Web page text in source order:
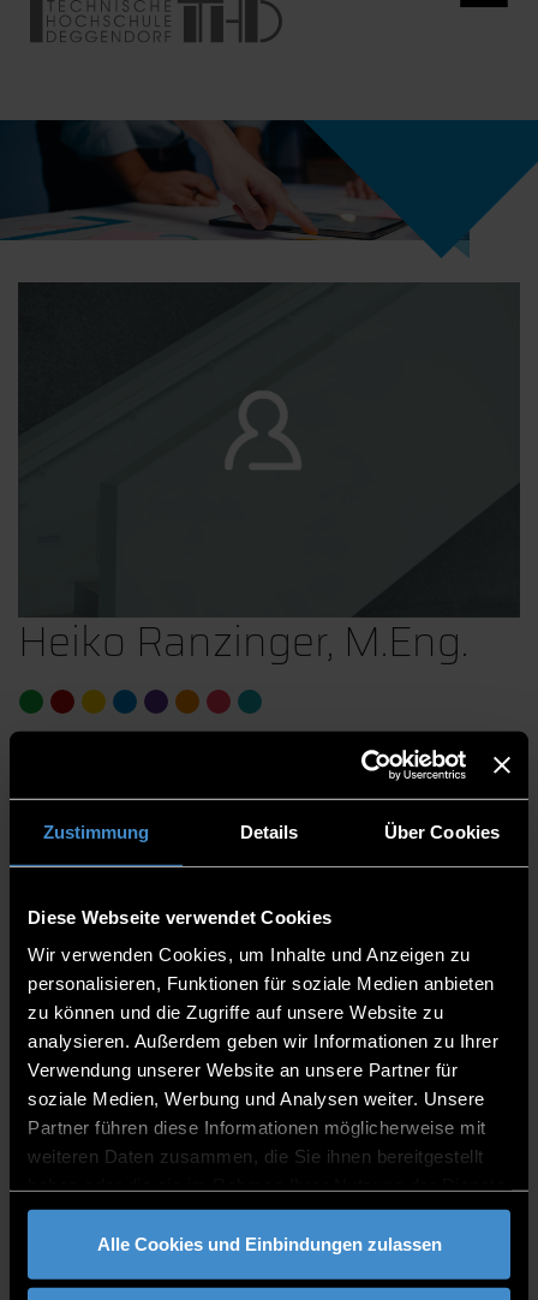
Zustimmung Details Über Cookies
Diese Webseite verwendet Cookies
Wir verwenden Cookies, um Inhalte und Anzeigen zu
personalisieren, Funktionen für soziale Medien anbieten
zu können und die Zugriffe auf unsere Website zu
analysieren. Außerdem geben wir Informationen zu Ihrer
Verwendung unserer Website an unsere Partner für
soziale Medien, Werbung und Analysen weiter. Unsere
Partner führen diese Informationen möglicherweise mit
weiteren Daten zusammen, die Sie ihnen bereitgestellt
gesammelt haben.
Alle Cookies und Einbindungen zulassen
Heiko Ranzinger, M.Eng.
Fakultät Elektrotechnik und Medientechnik
Mitarbeitende
Laboringenieur
0991/3615-551
0991/3615-599
SPRECHZEITEN
Montag - Donnerstag